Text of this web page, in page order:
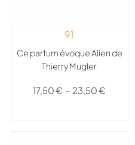
91
Ce parfum évoque Alien de
Thierry Mugler
17,50€ – 23,50€